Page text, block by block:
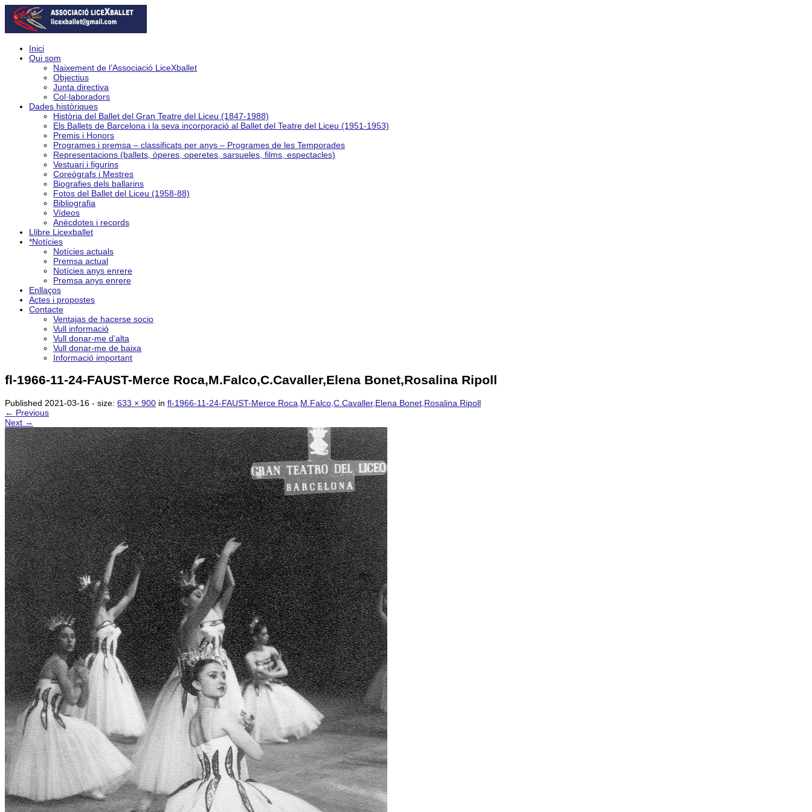
Inici
Qui som
Naixement de l’Associació LiceXballet
Objectius
Junta directiva
Col·laboradors
Dades històriques
Història del Ballet del Gran Teatre del Liceu (1847-1988)
Els Ballets de Barcelona i la seva incorporació al Ballet del Teatre del Liceu (1951-1953)
Premis i Honors
Programes i premsa – classificats per anys – Programes de les Temporades
Representacions (ballets, òperes, operetes, sarsueles, films, espectacles)
Vestuari i figurins
Coreògrafs i Mestres
Biografies dels ballarins
Fotos del Ballet del Liceu (1958-88)
Bibliografia
Vídeos
Anècdotes i records
Llibre Licexballet
*Notícies
Notícies actuals
Premsa actual
Notícies anys enrere
Premsa anys enrere
Enllaços
Actes i propostes
Contacte
Ventajas de hacerse socio
Vull informació
Vull donar-me d’alta
Vull donar-me de baixa
Informació important
fl-1966-11-24-FAUST-Merce Roca,M.Falco,C.Cavaller,Elena Bonet,Rosalina Ripoll
Published 2021-03-16 - size: 633 × 900 in fl-1966-11-24-FAUST-Merce Roca,M.Falco,C.Cavaller,Elena Bonet,Rosalina Ripoll
← Previous
Next →